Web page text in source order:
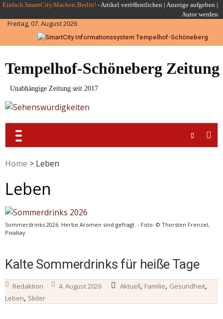
Skip
to
content
Einfach.SmartCity.Machen:Berlin! -Artikel veröffentlichen | Anzeige aufgeben |
Autor werden
Freitag, 07. August 2026
Tempelhof-Schöneberg Zeitung
Unabhängige Zeitung seit 2017
Home > Leben
Leben
Sommerdrinks 2026: Herbe Aromen sind gefragt. - Foto: © Thorsten Frenzel,
Pixabay
Kalte Sommerdrinks für heiße Tage
Redaktion 4. August 2026 Aktuell, Familie, Gesundheit,
Leben, Slider